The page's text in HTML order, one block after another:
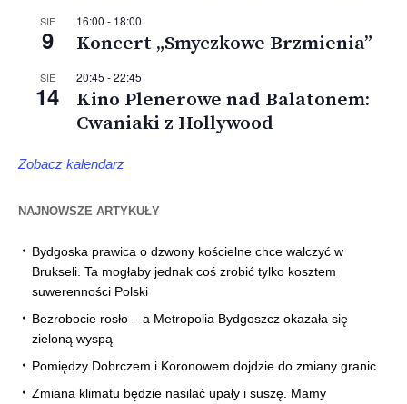
SIE
9
16:00 - 18:00
Koncert „Smyczkowe Brzmienia”
SIE
14
20:45 -22:45
Kino Plenerowe nad Balatonem:
Cwaniaki z Hollywood
Zobacz kalendarz
NAJNOWSZE ARTYKUŁY
Bydgoska prawica o dzwony kościelne chce walczyć w
Brukseli. Ta mogłaby jednak coś zrobić tylko kosztem
suwerenności Polski
Bezrobocie rosło – a Metropolia Bydgoszcz okazała się
zieloną wyspą
Pomiędzy Dobrczem i Koronowem dojdzie do zmiany granic
Zmiana klimatu będzie nasilać upały i suszę. Mamy